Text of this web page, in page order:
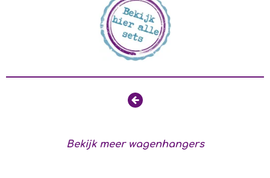
Bekijk meer wagenhangers